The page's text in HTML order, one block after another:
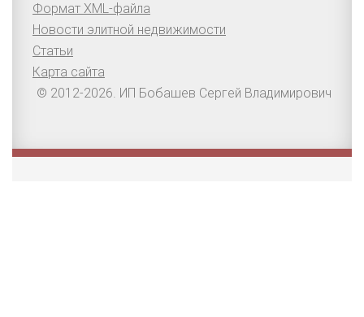
Формат XML-файла
Новости элитной недвижимости
Статьи
Карта сайта
© 2012-2026. ИП Бобашев Сергей Владимирович